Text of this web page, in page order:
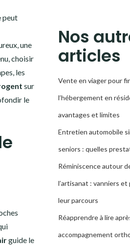
peut
une
choisir
les
sur
le
guide le
Nos
articles
Vente en viager pour
l’hébergement en
avantages et limites
Entretien automobile
seniors : quelles
Réminiscence autour
l’artisanat : vanniers
leur parcours
Réapprendre à lire
accompagnement